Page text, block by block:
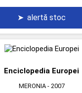
➤ alertă stoc
Enciclopedia Europei
MERONIA- 2007